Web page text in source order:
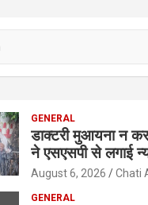
GENERAL
डाक्टरी मुआयना न
ने एसएसपी से लगाई
August 6, 2026 Chati
GENERAL